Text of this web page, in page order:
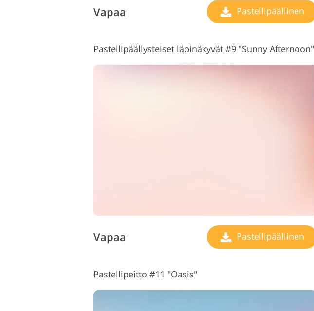
Vapaa Pastellipäällinen
Pastellipäällysteiset läpinäkyvät #9 "Sunny Afternoon"
Vapaa Pastellipäällinen
Pastellipeitto #11 "Oasis"